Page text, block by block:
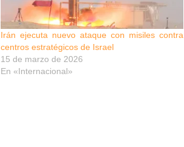
Irán ejecuta nuevo ataque con misiles contra
centros estratégicos de Israel
15 de marzo de 2026
En «Internacional»